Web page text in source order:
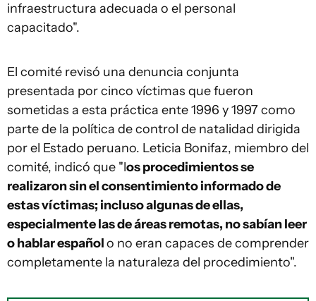
infraestructura adecuada o el personal
capacitado".
El comité revisó una denuncia conjunta
presentada por cinco víctimas que fueron
sometidas a esta práctica ente 1996 y 1997 como
parte de la política de control de natalidad dirigida
por el Estado peruano. Leticia Bonifaz, miembro del
comité, indicó que "los procedimientos se
realizaron sin el consentimiento informado de
estas víctimas; incluso algunas de ellas,
especialmente las de áreas remotas, no sabían leer
o hablar españolo no eran capaces de comprender
completamente la naturaleza del procedimiento".